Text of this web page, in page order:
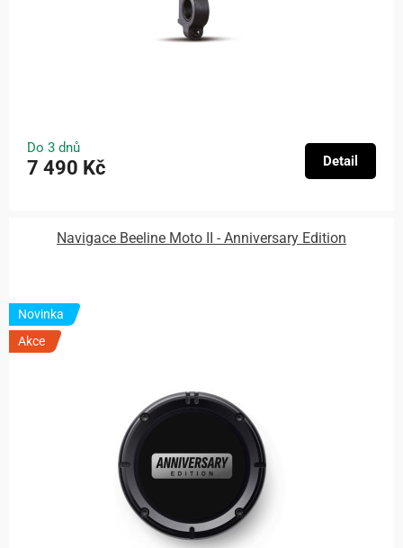
Do 3 dnů
7 490 Kč Detail
Navigace Beeline Moto II - Anniversary Edition
Novinka
Akce